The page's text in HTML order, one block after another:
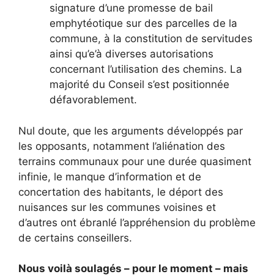
signature d’une promesse de bail
emphytéotique sur des parcelles de la
commune, à la constitution de servitudes
ainsi qu’e’à diverses autorisations
concernant l’utilisation des chemins. La
majorité du Conseil s’est positionnée
défavorablement.
Nul doute, que les arguments développés par
les opposants, notamment l’aliénation des
terrains communaux pour une durée quasiment
infinie, le manque d’information et de
concertation des habitants, le déport des
nuisances sur les communes voisines et
d’autres ont ébranlé l’appréhension du problème
de certains conseillers.
Nous voilà soulagés – pour le moment – mais